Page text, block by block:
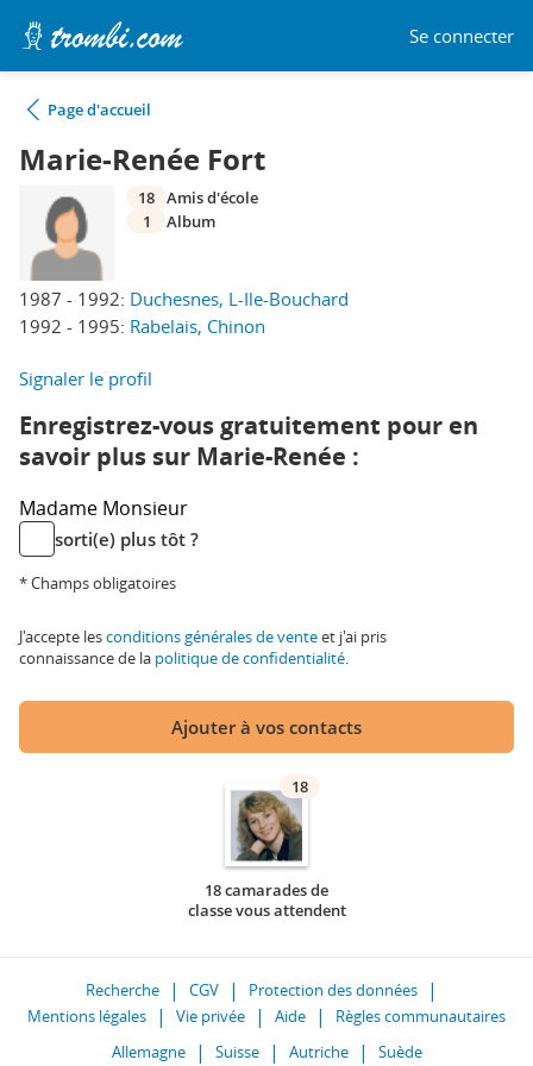
Se connecter
Page d'accueil
Marie-Renée Fort
1987 - 1992: Duchesnes, L-Ile-Bouchard
1992 - 1995: Rabelais, Chinon
18 Amis d'école
1
Album
Signaler le profil
Enregistrez-vous gratuitement pour en
savoir plus sur Marie-Renée :
Madame Monsieur
sorti(e) plus tôt ?
* Champs obligatoires
J'accepte lesconditions générales de venteet j'ai pris
connaissance de la politique de confidentialité.
Ajouter à vos contacts
18
18 camarades de
classe vous attendent
Recherche CGV
Protection des données
Mentions légales
Vie privée Aide
Règles communautaires
Allemagne
Suisse Autriche Suède